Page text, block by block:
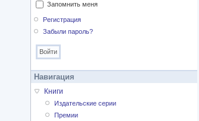
Запомнить меня
Регистрация
Забыли пароль?
Навигация
Книги
Издательские серии
Премии